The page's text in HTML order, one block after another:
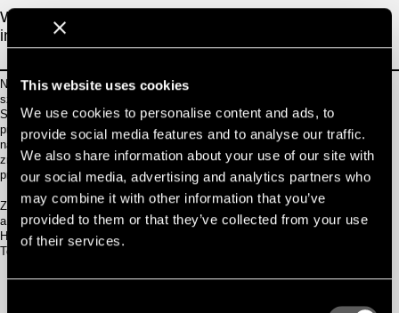
This website uses cookies
We use cookies to personalise content and ads, to
provide social media features and to analyse our traffic.
We also share information about your use of our site with
our social media, advertising and analytics partners who
may combine it with other information that you’ve
provided to them or that they’ve collected from your use
of their services.
W jaki sposób projektowanie biur może kultywować
interakcje społeczne i współpracę?
Na to pytanie Wingårdhs starał się odpowiedzieć projektem siedziby
szwedzkiego banku SEB, na przedmieściach Sztokholmu, w Arenastaden,
Solna. Zaprojektowany i ukończony w tym samym roku, w którym rodzina
profesora Kelly’ego stała się popularna, jego projekt (za który został
nagrodzony wyróżnieniem „najpiękniejszego biura w Szwecji”) podkreślił
zmianę w kierunku nowego typu miejsca pracy, który po pandemii
prawdopodobnie stanie się jeszcze ważniejszy.
Zatrudniające ponad 4500 pracowników biuro składa się z trzech budynków,
a zadaniem Wingårdhs było zaprojektowanie wnętrz. Jak zauważa Sarah
Helder, architekt z Wingårdhs, która współprowadziła projekt wraz z Heleną
Toresson: